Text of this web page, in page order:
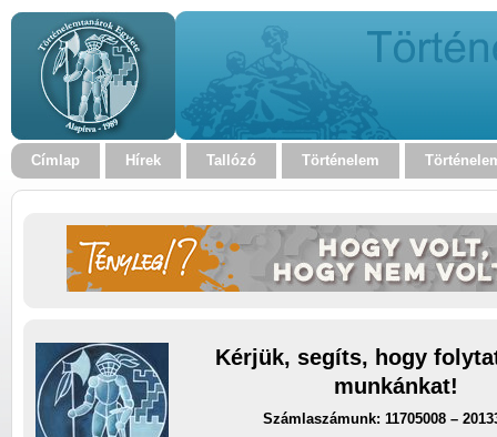
Címlap Hírek Tallózó Történelem
Kérjük, segíts, hogy
munkánkat!
Számlaszámunk: 11705008 –